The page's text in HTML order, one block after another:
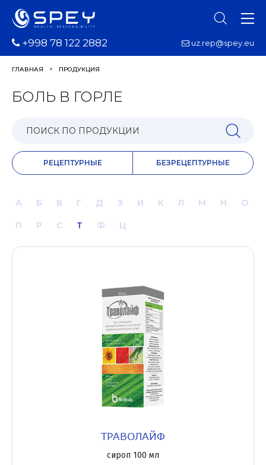
+998 78 122 2882 uz.rep@spey.eu
ГЛАВНАЯ ПРОДУКЦИЯ
БОЛЬ В ГОРЛЕ
РЕЦЕПТУРНЫЕ БЕЗРЕЦЕПТУРНЫЕ
А Б В Г Д З И К Л М Н О
П Р С Т Ф Ц
ТРАВОЛАЙФ
сироп 100 мл